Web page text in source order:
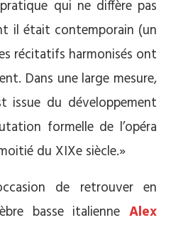
qui ne diffère pas
il était contemporain (un
récitatifs harmonisés ont
Dans une large mesure,
issue du développement
formelle de l’opéra
du XIXe siècle.»
de retrouver en
basse italienne Alex